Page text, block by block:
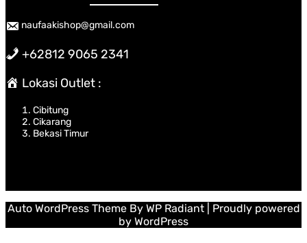
naufaakishop@gmail.com
+62812 9065 2341
Lokasi Outlet :
Cibitung
Cikarang
Bekasi Timur
Auto WordPress Theme By WP Radiant| Proudly powered
by WordPress